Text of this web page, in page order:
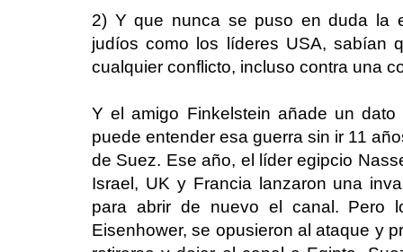
2) Y que nunca se puso en duda la
judíos como los líderes USA, sabían
cualquier conflicto, incluso contra una
Y el amigo Finkelstein añade un
puede entender esa guerra sin ir 11
de Suez. Ese año, el líder egipcio
Israel, UK y Francia lanzaron una
para abrir de nuevo el canal. Pero
Eisenhower, se opusieron al ataque y